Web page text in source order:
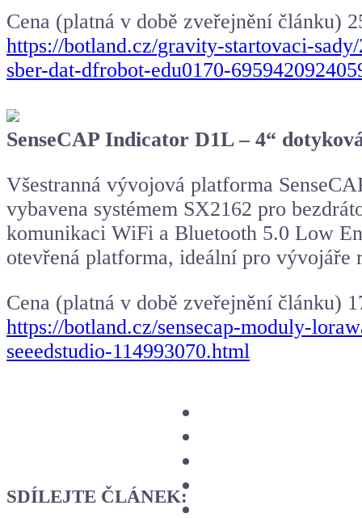
Cena (platná v době zveřejnění článku)
https://botland.cz/gravity-startovaci-
sber-dat-dfrobot-edu0170-
SenseCAP Indicator D1L – 4“
Všestranná vývojová platforma
vybavena systémem SX2162 pro
komunikaci WiFi a Bluetooth 5.0 Low
otevřená platforma, ideální pro vývojáře
Cena (platná v době zveřejnění článku)
https://botland.cz/sensecap-moduly-
seeedstudio-114993070.html
SDÍLEJTE ČLÁNEK: